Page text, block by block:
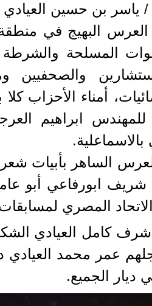
/ ياسر بن حسين العيادي
البهيج في
المسلحة والشرطة
والصحفيين
أمناء الأحزاب
للمهندس ابراهيم
الساهر بأبيات
ابورفاعي أبو
المصري
كامل العيادي
عمر محمد العيادي
ديار الجميع.